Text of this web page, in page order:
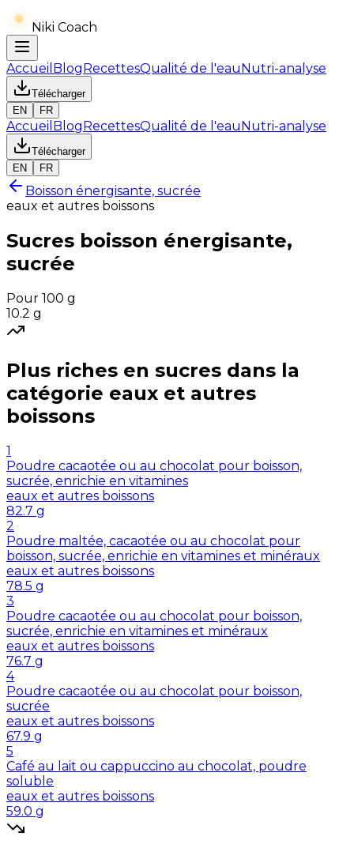
Niki Coach
Accueil BlogRecettesQualité de l'eauNutri-analyse
Télécharger
EN
FR
Accueil BlogRecettesQualité de l'eauNutri-analyse
Télécharger
EN
FR
Boisson énergisante, sucrée
eaux et autres boissons
Sucres boisson énergisante,
sucrée
Pour 100 g
10.2 g
Plus riches en sucres dans la
catégorie eaux et autres
boissons
1
Poudre cacaotée ou au chocolat pour boisson,
sucrée, enrichie en vitamines
eaux et autres boissons
82.7 g
2
Poudre maltée, cacaotée ou au chocolat pour
boisson, sucrée, enrichie en vitamines et minéraux
eaux et autres boissons
78.5 g
3
Poudre cacaotée ou au chocolat pour boisson,
sucrée, enrichie en vitamines et minéraux
eaux et autres boissons
76.7 g
4
Poudre cacaotée ou au chocolat pour boisson,
sucrée
eaux et autres boissons
67.9 g
5
Café au lait ou cappuccino au chocolat, poudre
soluble
eaux et autres boissons
59.0 g